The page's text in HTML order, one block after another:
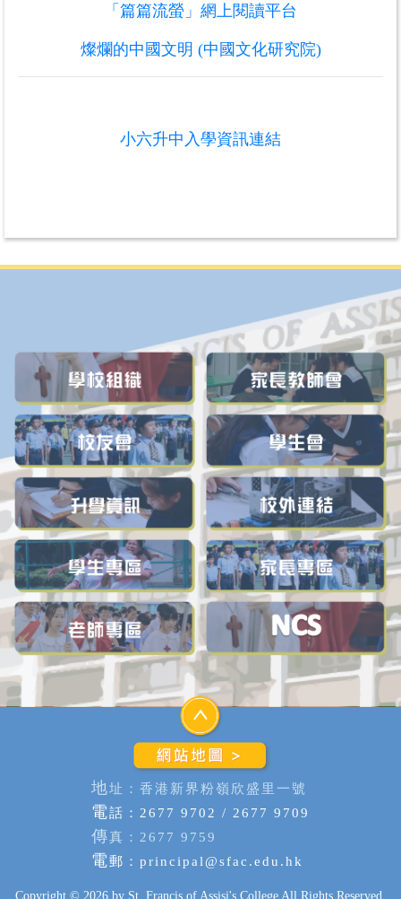
「篇篇流螢」網上閱讀平台
燦爛的中國文明 (中國文化研究院)
小六升中入學資訊連結
地址：香港新界粉嶺欣盛里一號
電話：2677 9702 / 2677 9709
傳真：2677 9759
電郵： principal@sfac.edu.hk
Copyright © 2026 by St. Francis of Assisi's College All Rights Reserved.